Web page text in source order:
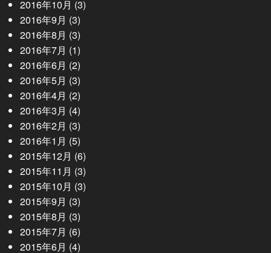
2016年10月 (3)
2016年9月 (3)
2016年8月 (3)
2016年7月 (1)
2016年6月 (2)
2016年5月 (3)
2016年4月 (2)
2016年3月 (4)
2016年2月 (3)
2016年1月 (5)
2015年12月 (6)
2015年11月 (3)
2015年10月 (3)
2015年9月 (3)
2015年8月 (3)
2015年7月 (6)
2015年6月 (4)